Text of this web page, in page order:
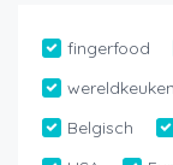
fingerfood
wereldkeuken
Belgisch